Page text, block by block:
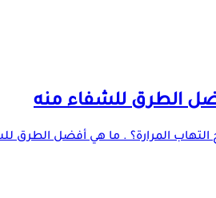
الطرق للشفاء منه
التهاب المرارة؟ . ما هي أفضل الطرق